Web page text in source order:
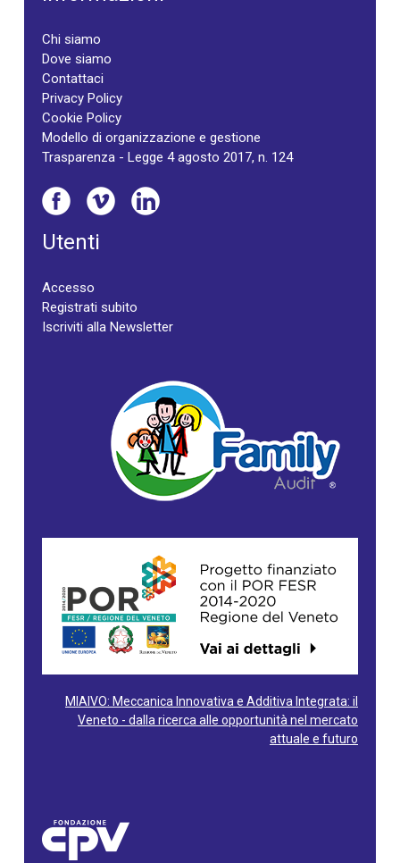
Chi siamo
Dove siamo
Contattaci
Privacy Policy
Cookie Policy
Modello di organizzazione e gestione
Trasparenza - Legge 4 agosto 2017, n. 124
Utenti
Accesso
Registrati subito
Iscriviti alla Newsletter
MIAIVO: Meccanica Innovativa e Additiva Integrata: il
Veneto - dalla ricerca alle opportunità nel mercato
attuale e futuro